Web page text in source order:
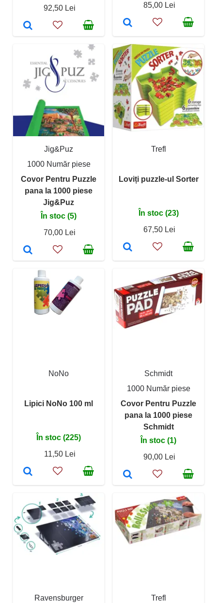
92,50 Lei
85,00 Lei
Jig&Puz
1000 Număr piese
Covor Pentru Puzzle
pana la 1000 piese
Jig&Puz
În stoc (5)
70,00 Lei
Trefl
Loviți puzzle-ul Sorter
În stoc (23)
67,50 Lei
NoNo
Lipici NoNo 100 ml
În stoc (225)
11,50 Lei
Schmidt
1000 Număr piese
Covor Pentru Puzzle
pana la 1000 piese
Schmidt
În stoc (1)
90,00 Lei
Ravensburger Trefl